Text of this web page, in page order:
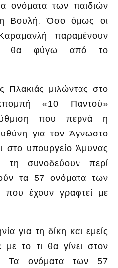
των παιδιών
Βουλή. Όσο όμως οι
παραμένουν
θα φύγω από το
Πλακιάς μιλώντας στο
«10 Παντού»
που περνά η
για τον Άγνωστο
στο υπουργείο Άμυνας
τη συνοδεύουν περί
τα 57 ονόματα των
έχουν γραφτεί με
για τη δίκη και εμείς
το τι θα γίνει στον
Τα ονόματα των 57